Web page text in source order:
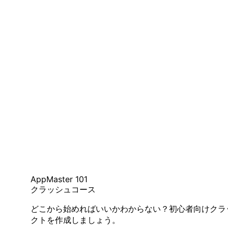
AppMaster 101
クラッシュコース
どこから始めればいいかわからない？初心者向けク
クトを作成しましょう。